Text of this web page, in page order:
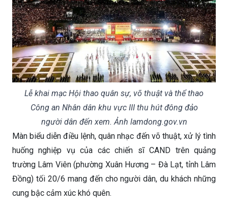
Lễ khai mạc Hội thao quân sự, võ thuật và thể thao
Công an Nhân dân khu vực III thu hút đông đảo
người dân đến xem. Ảnh lamdong.gov.vn
Màn biểu diễn điều lệnh, quân nhạc đến võ thuật, xử lý tình
huống nghiệp vụ của các chiến sĩ CAND trên quảng
trường Lâm Viên (phường Xuân Hương – Đà Lạt, tỉnh Lâm
Đồng) tối 20/6 mang đến cho người dân, du khách những
cung bậc cảm xúc khó quên.